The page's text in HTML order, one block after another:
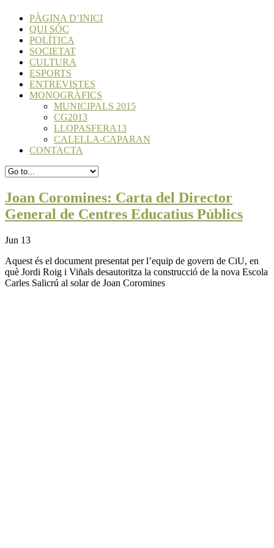
PÀGINA D’INICI
QUI SÓC
POLÍTICA
SOCIETAT
CULTURA
ESPORTS
ENTREVISTES
MONOGRÀFICS
MUNICIPALS 2015
CG2013
LLOPASFERA13
CALELLA-CAPARAN
CONTACTA
Joan Coromines: Carta del Director
General de Centres Educatius Públics
Jun 13
Aquest és el document presentat per l’equip de govern de CiU, en
què Jordi Roig i Viñals desautoritza la construcció de la nova Escola
Carles Salicrú al solar de Joan Coromines